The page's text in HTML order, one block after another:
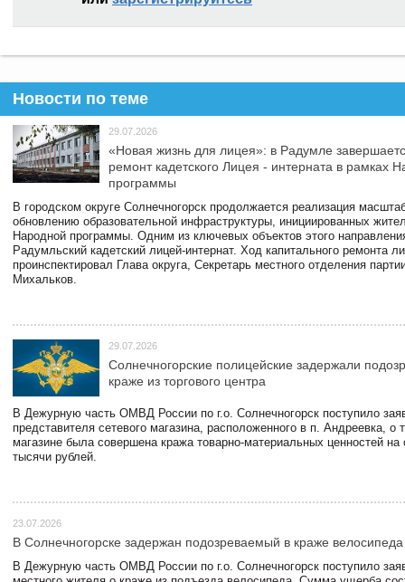
Новости по теме
29.07.2026
«Новая жизнь для лицея»: в Радумле
ремонт кадетского Лицея - интерната в рамках
программы
В городском округе Солнечногорск продолжается реализация
обновлению образовательной инфраструктуры, инициированных
Народной программы. Одним из ключевых объектов этого
Радумльский кадетский лицей-интернат. Ход капитального ремонта
проинспектировал Глава округа, Секретарь местного отделения
Михальков.
29.07.2026
Солнечногорские полицейские задержали
краже из торгового центра
В Дежурную часть ОМВД России по г.о. Солнечногорск поступило
представителя сетевого магазина, расположенного в п. Андреевка, о
магазине была совершена кража товарно-материальных ценностей
тысячи рублей.
23.07.2026
В Солнечногорске задержан подозреваемый в краже велосипеда
В Дежурную часть ОМВД России по г.о. Солнечногорск поступило